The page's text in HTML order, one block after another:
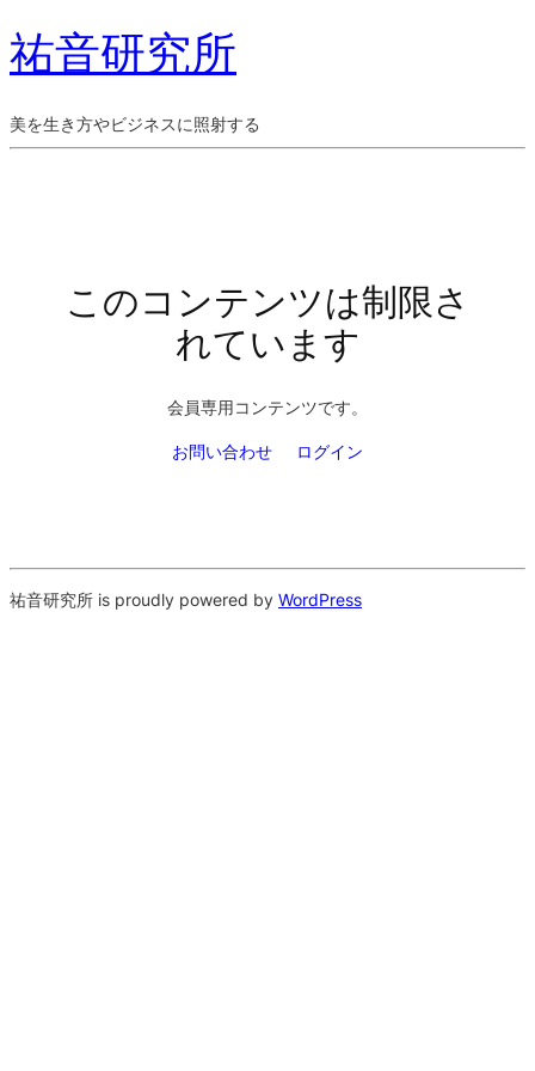
祐音研究所
美を生き方やビジネスに照射する
このコンテンツは制限さ
れています
会員専用コンテンツです。
お問い合わせ ログイン
祐音研究所 is proudly powered by WordPress